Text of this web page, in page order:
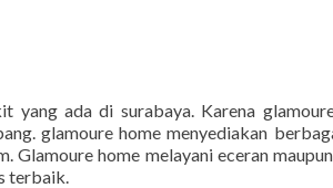
yang ada di surabaya. Karena
glamoure home menyediakan
Glamoure home melayani eceran
terbaik.